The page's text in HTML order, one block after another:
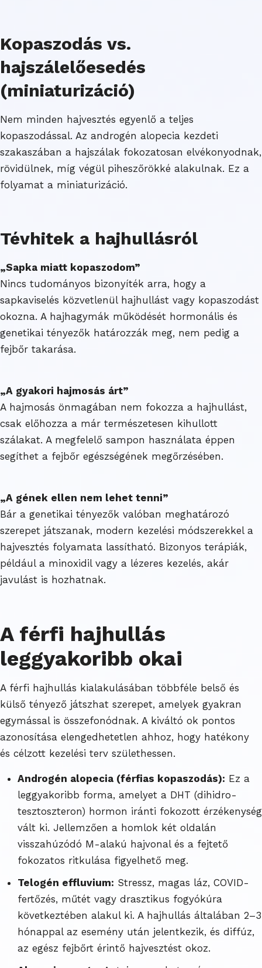
Kopaszodás vs.
hajszálelőesedés
(miniaturizáció)
Nem minden hajvesztés egyenlő a teljes
kopaszodással. Az androgén alopecia kezdeti
szakaszában a hajszálak fokozatosan elvékonyodnak,
rövidülnek, míg végül piheszőrökké alakulnak. Ez a
folyamat a miniaturizáció.
Tévhitek a hajhullásról
„Sapka miatt kopaszodom”
Nincs tudományos bizonyíték arra, hogy a
sapkaviselés közvetlenül hajhullást vagy kopaszodást
okozna. A hajhagymák működését hormonális és
genetikai tényezők határozzák meg, nem pedig a
fejbőr takarása.
„A gyakori hajmosás árt”
A hajmosás önmagában nem fokozza a hajhullást,
csak előhozza a már természetesen kihullott
szálakat. A megfelelő sampon használata éppen
segíthet a fejbőr egészségének megőrzésében.
„A gének ellen nem lehet tenni”
Bár a genetikai tényezők valóban meghatározó
szerepet játszanak, modern kezelési módszerekkel a
hajvesztés folyamata lassítható. Bizonyos terápiák,
például a minoxidil vagy a lézeres kezelés, akár
javulást is hozhatnak.
A férfi hajhullás
leggyakoribb okai
A férfi hajhullás kialakulásában többféle belső és
külső tényező játszhat szerepet, amelyek gyakran
egymással is összefonódnak. A kiváltó ok pontos
azonosítása elengedhetetlen ahhoz, hogy hatékony
és célzott kezelési terv születhessen.
Androgén alopecia (férfias kopaszodás): Ez a
leggyakoribb forma, amelyet a DHT (dihidro-
tesztoszteron) hormon iránti fokozott érzékenység
vált ki. Jellemzően a homlok két oldalán
visszahúzódó M-alakú hajvonal és a fejtető
fokozatos ritkulása figyelhető meg.
Telogén effluvium: Stressz, magas láz, COVID-
fertőzés, műtét vagy drasztikus fogyókúra
következtében alakul ki. A hajhullás általában 2–3
hónappal az esemény után jelentkezik, és diffúz,
az egész fejbőrt érintő hajvesztést okoz.